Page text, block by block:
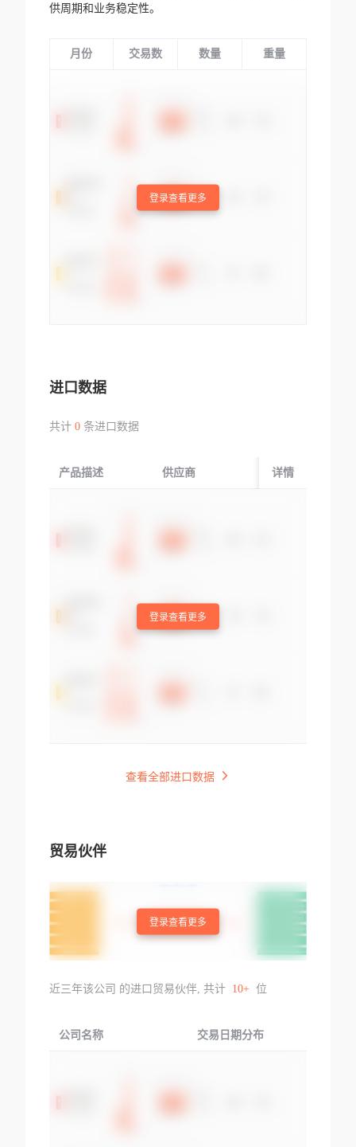
供周期和业务稳定性。
月份 交易数 数量 重量
登录查看更多
进口数据
共计 0条进口数据
产品描述 供应商 起运国/地区
详情
登录查看更多
查看全部进口数据
贸易伙伴
登录查看更多
近三年该公司 的进口贸易伙伴, 共计 10+ 位
公司名称 交易日期分布